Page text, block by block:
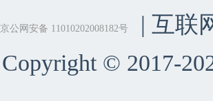
京公网安备 11010202008182号
| 互联
Copyright © 2017-